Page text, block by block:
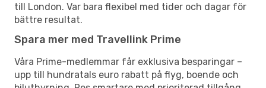
till London. Var bara flexibel med tider och dagar för
bättre resultat.
Spara mer med Travellink Prime
Våra Prime-medlemmar får exklusiva besparingar –
upp till hundratals euro rabatt på flyg, boende och